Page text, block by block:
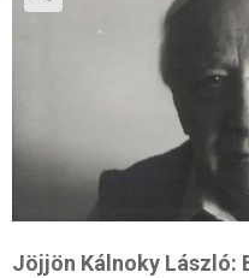
Jöjjön Kálnoky László: